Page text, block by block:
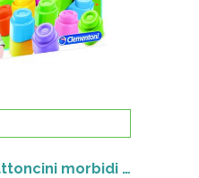
Clemmy 12 mattoncini morbidi Baby Clementoni